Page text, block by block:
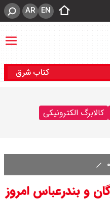
EN
AR
کتاب شرق
کالابرگ الکترونیکی
و بندرعباس امروز